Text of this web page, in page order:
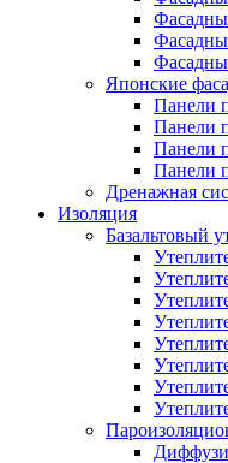
Японские
Панели
Панели
Панели
Панели
Дренажная
Изоляция
Базальтовый